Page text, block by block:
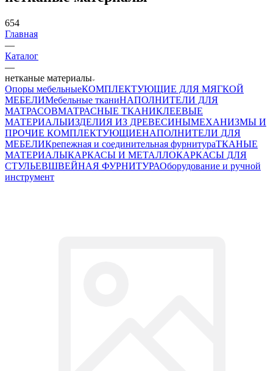
654
Главная
—
Каталог
—
нетканые материалы
Опоры мебельныеКОМПЛЕКТУЮЩИЕ ДЛЯ МЯГКОЙ
МЕБЕЛИМебельные тканиНАПОЛНИТЕЛИ ДЛЯ
МАТРАСОВМАТРАСНЫЕ ТКАНИКЛЕЕВЫЕ
МАТЕРИАЛЫИЗДЕЛИЯ ИЗ ДРЕВЕСИНЫМЕХАНИЗМЫ И
ПРОЧИЕ КОМПЛЕКТУЮЩИЕНАПОЛНИТЕЛИ ДЛЯ
МЕБЕЛИКрепежная и соединительная фурнитураТКАНЫЕ
МАТЕРИАЛЫКАРКАСЫ И МЕТАЛЛОКАРКАСЫ ДЛЯ
СТУЛЬЕВШВЕЙНАЯ ФУРНИТУРАОборудование и ручной
инструмент